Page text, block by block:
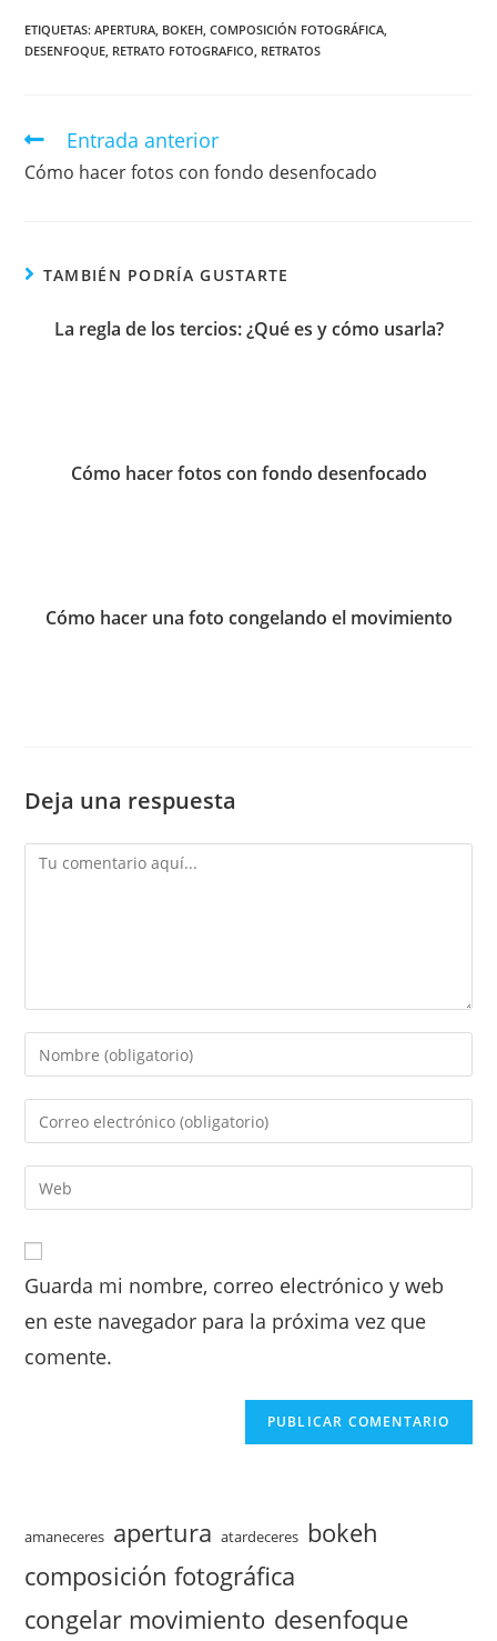
ETIQUETAS:APERTURA, BOKEH, COMPOSICIÓN FOTOGRÁFICA,
DESENFOQUE, RETRATO FOTOGRAFICO, RETRATOS
Entrada anterior
Cómo hacer fotos con fondo desenfocado
TAMBIÉN PODRÍA GUSTARTE
La regla de los tercios: ¿Qué es y cómo usarla?
Cómo hacer fotos con fondo desenfocado
Cómo hacer una foto congelando el movimiento
Deja una respuesta
Guarda mi nombre, correo electrónico y web
en este navegador para la próxima vez que
comente.
amaneceres apertura atardeceres bokeh
composición fotográfica
congelar movimiento desenfoque